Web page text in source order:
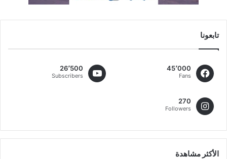
تابعونا
45٬000
Fans
26٬500
Subscribers
270
Followers
الأكثر مشاهدة